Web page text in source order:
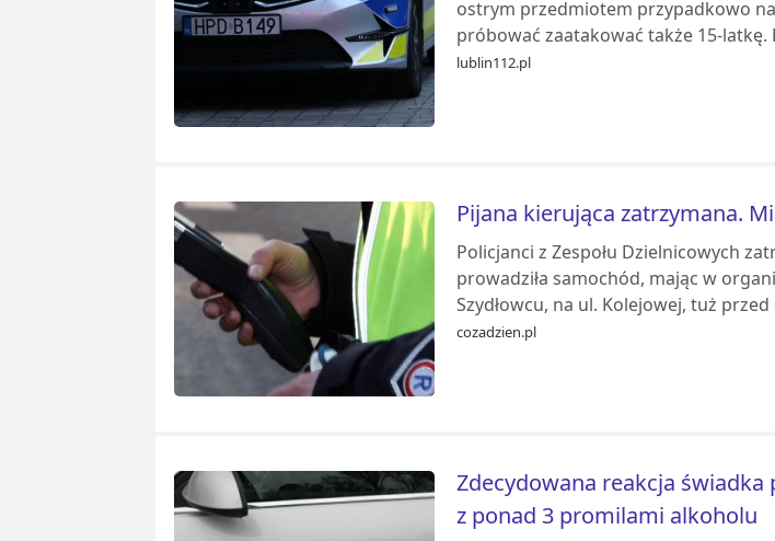
ostrym przedmiotem przypadkowo
próbować zaatakować także 15-latkę.
lublin112.pl
Pijana kierująca zatrzymana.
Policjanci z Zespołu Dzielnicowych
prowadziła samochód, mając w
Szydłowcu, na ul. Kolejowej, tuż
cozadzien.pl
Zdecydowana reakcja świadka
z ponad 3 promilami alkoholu